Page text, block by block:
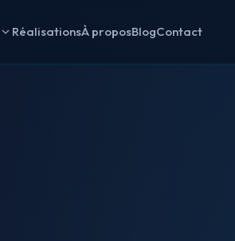
RéalisationsÀ proposBlogContact